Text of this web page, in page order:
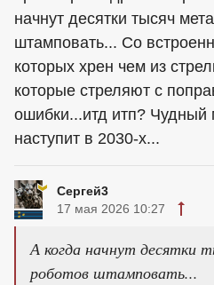
начнут десятки тысяч
штамповать... Со
которых хрен чем из
которые стреляют с
ошибки...итд итп? Чудный
наступит в 2030-х...
Сергей3
17 мая 2026 10:27
А когда начнут десятки
роботов штамповать...